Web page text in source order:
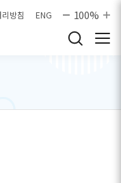
방침 ENG 100%